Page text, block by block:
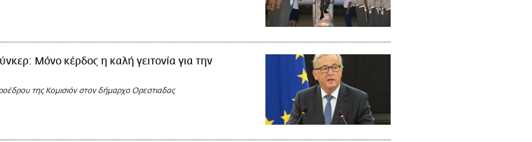
Μόνο κέρδος η καλή γειτονία για την
της Κομισιόν στον δήμαρχο Ορεστιαδας